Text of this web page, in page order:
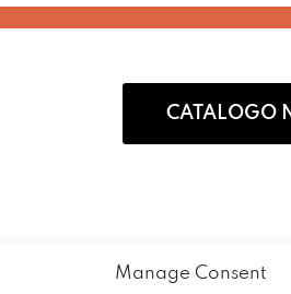
Manage Consent
CATALOGO